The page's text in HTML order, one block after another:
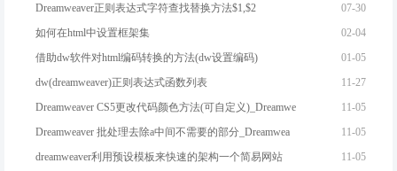
Dreamweaver正则表达式字符查找替换方法$1,$2 07-30
如何在html中设置框架集 02-04
借助dw软件对html编码转换的方法(dw设置编码) 01-05
dw(dreamweaver)正则表达式函数列表 11-27
Dreamweaver CS5更改代码颜色方法(可自定义)_Dreamwe 11-05
Dreamweaver 批处理去除a中间不需要的部分_Dreamwea 11-05
dreamweaver利用预设模板来快速的架构一个简易网站 11-05